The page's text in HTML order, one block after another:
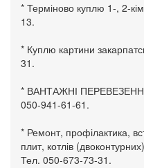
* Терміново куплю 1-, 2-
13.
* Куплю картини
31.
* ВАНТАЖНІ
050-941-61-61.
* Ремонт, профілактика,
плит, котлів
Тел. 050-673-73-31.